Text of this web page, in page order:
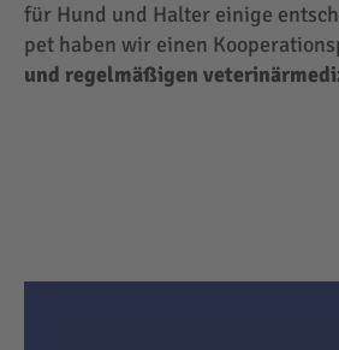
für Hund und Halter einige
pet haben wir einen
und regelmäßigen